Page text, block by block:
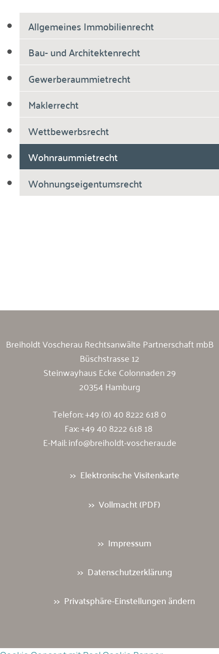
Allgemeines Immobilienrecht
Bau- und Architektenrecht
Gewerberaummietrecht
Maklerrecht
Wettbewerbsrecht
Wohnraummietrecht
Wohnungseigentumsrecht
Breiholdt Voscherau Rechtsanwälte Partnerschaft mbB
Büschstrasse 12
Steinwayhaus Ecke Colonnaden 29
20354 Hamburg
Telefon:+49 (0) 40 8222 618 0
Fax: +49 40 8222 618 18
E-Mail:info@breiholdt-voscherau.de
Elektronische Visitenkarte
Vollmacht (PDF)
Impressum
Datenschutzerklärung
Privatsphäre-Einstellungen ändern